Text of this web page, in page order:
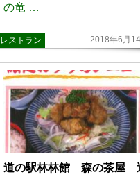
の竜 …
2018年6月
レストラン
道の駅林林館 森の茶屋